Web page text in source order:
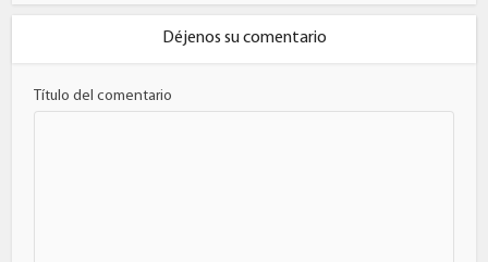
Déjenos su comentario
Título del comentario